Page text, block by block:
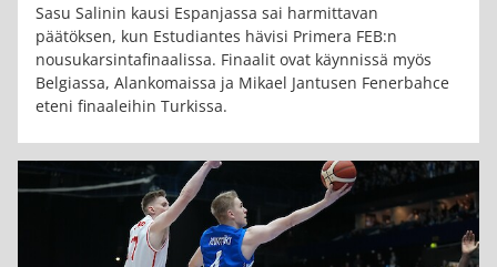
Sasu Salinin kausi Espanjassa sai harmittavan
päätöksen, kun Estudiantes hävisi Primera FEB:n
nousukarsintafinaalissa. Finaalit ovat käynnissä myös
Belgiassa, Alankomaissa ja Mikael Jantusen Fenerbahce
eteni finaaleihin Turkissa.